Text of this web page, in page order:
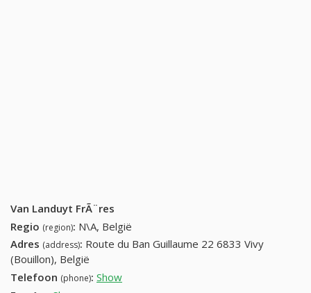
Van Landuyt FrÃ¨res
Regio (region): N\A, België
Adres (address): Route du Ban Guillaume 22 6833 Vivy
(Bouillon), België
Telefoon (phone): Show